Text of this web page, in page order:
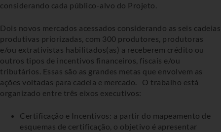
considerando cada público-alvo do Projeto.
Dois novos mercados acessados considerando as seis cadeias
produtivas priorizadas, com 300 produtores, produtoras
e/ou extrativistas habilitados(as) a receberem crédito ou
outros tipos de incentivos financeiros, fiscais e/ou
tributários. Essas são as grandes metas que envolvem as
ações voltadas para cadeia e mercado. O trabalho está
organizado entre três eixos executivos:
Certificação e Incentivos: a partir do mapeamento de
esquemas de certificação, o objetivo é apresentar